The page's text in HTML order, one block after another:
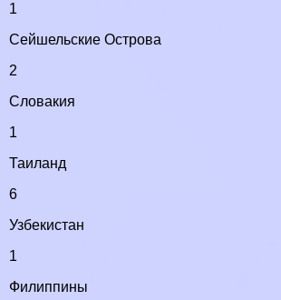
1
Сейшельские Острова
2
Словакия
1
Таиланд
6
Узбекистан
1
Филиппины